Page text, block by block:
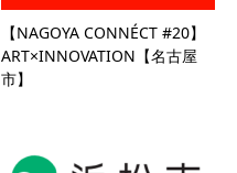
【NAGOYA CONNÉCT #20】
ART×INNOVATION【名古屋
市】